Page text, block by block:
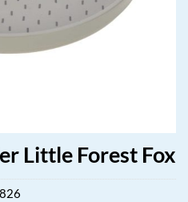
Little Forest Fox